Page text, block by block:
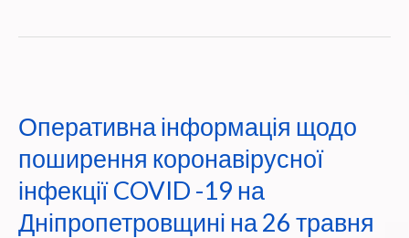
Оперативна інформація щодо
поширення коронавірусної
інфекції COVID -19 на
Дніпропетровщині на 26 травня